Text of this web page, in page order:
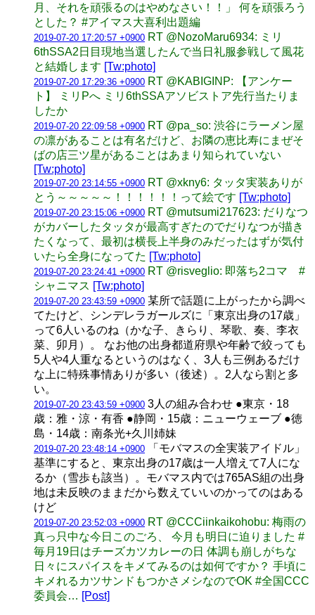
月、それを頑張るのはやめなさい！！」 何を頑張ろう
とした？ #アイマス大喜利出題編
2019-07-20 17:20:57 +0900 RT @NozoMaru6934: ミリ
6thSSA2日目現地当選したんで当日礼服参戦して風花
と結婚します [Tw:photo]
2019-07-20 17:29:36 +0900 RT @KABIGINP: 【アンケー
ト】 ミリPへ ミリ6thSSAアソビストア先行当たりま
したか
2019-07-20 22:09:58 +0900 RT @pa_so: 渋谷にラーメン屋
の凛があることは有名だけど、お隣の恵比寿にまぜそ
ばの店三ツ星があることはあまり知られていない
[Tw:photo]
2019-07-20 23:14:55 +0900 RT @xkny6: タッタ実装ありが
とう～～～～～！！！！！！って絵です [Tw:photo]
2019-07-20 23:15:06 +0900 RT @mutsumi217623: だりなつ
がカバーしたタッタが最高すぎたのでだりなつが描き
たくなって、最初は横長上半身のみだったはずが気付
いたら全身になってた [Tw:photo]
2019-07-20 23:24:41 +0900 RT @risveglio: 即落ち2コマ #
シャニマス [Tw:photo]
2019-07-20 23:43:59 +0900 某所で話題に上がったから調べ
てたけど、シンデレラガールズに「東京出身の17歳」
って6人いるのね（かな子、きらり、琴歌、奏、李衣
菜、卯月）。 なお他の出身都道府県や年齢で絞っても
5人や4人重なるというのはなく、3人も三例あるだけ
な上に特殊事情ありが多い（後述）。2人なら割と多
い。
2019-07-20 23:43:59 +0900 3人の組み合わせ ●東京・18
歳：雅・涼・有香 ●静岡・15歳：ニューウェーブ ●徳
島・14歳：南条光+久川姉妹
2019-07-20 23:48:14 +0900 「モバマスの全実装アイドル」
基準にすると、東京出身の17歳は一人増えて7人にな
るか（雪歩も該当）。モバマス内では765AS組の出身
地は未反映のままだから数えていいのかってのはある
けど
2019-07-20 23:52:03 +0900 RT @CCCiinkaikohobu: 梅雨の
真っ只中な今日このごろ、 今月も明日に迫りました #
毎月19日はチーズカツカレーの日 体調も崩しがちな
日々にスパイスをキメてみるのは如何ですか？ 手頃に
キメれるカツサンドもつかさメシなのでOK #全国CCC
委員会… [Post]